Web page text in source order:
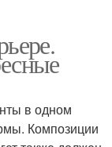
в одном
Композиции